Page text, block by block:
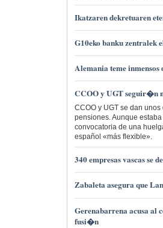
Ikatzaren dekretuaren
G10eko banku zentralek
Alemania teme
CCOO y UGT seguir�n
CCOO y UGT se dan
pensiones. Aunque
convocatoria de una
español «más flexible».
340 empresas vascas se
Zabaleta asegura que
Gerenabarrena acusa al
fusi�n